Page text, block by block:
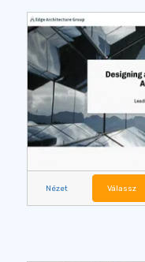
Nézet Válassz